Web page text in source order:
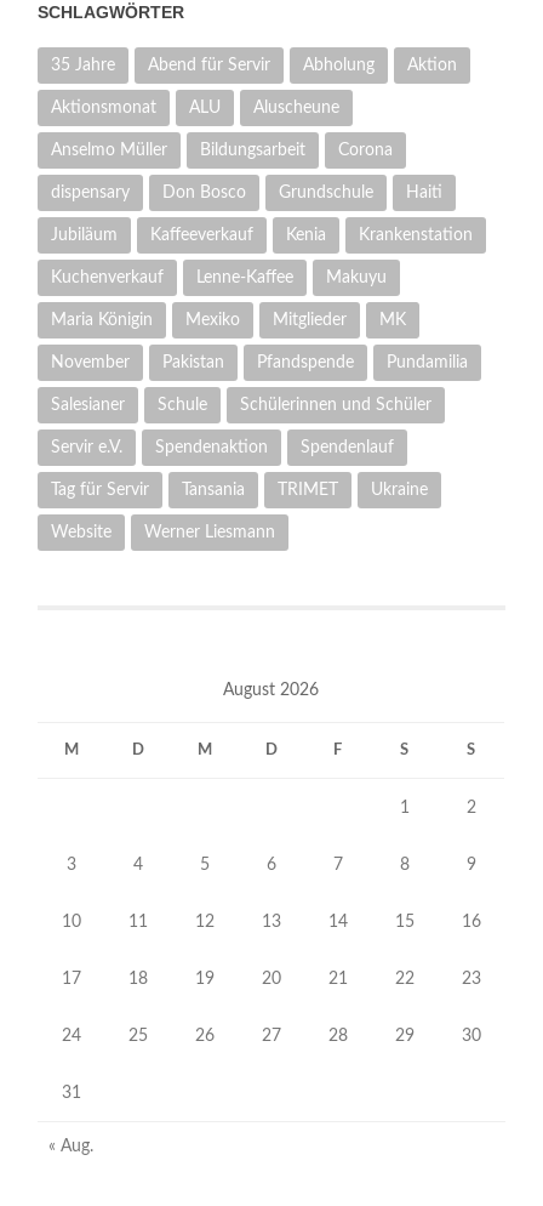
SCHLAGWÖRTER
35 Jahre Abend für Servir Abholung Aktion
Aktionsmonat ALU Aluscheune
Anselmo Müller Bildungsarbeit Corona
dispensary Don Bosco Grundschule Haiti
Jubiläum Kaffeeverkauf Kenia Krankenstation
Kuchenverkauf Lenne-Kaffee Makuyu
Maria Königin Mexiko Mitglieder MK
November Pakistan Pfandspende Pundamilia
Salesianer Schule Schülerinnen und Schüler
Servir e.V. Spendenaktion Spendenlauf
Tag für Servir Tansania TRIMET Ukraine
Website Werner Liesmann
August 2026
M D M D F S S
1 2
3 4 5 6 7 8 9
10 11 12 13 14 15 16
17 18 19 20 21 22 23
24 25 26 27 28 29 30
31
« Aug.